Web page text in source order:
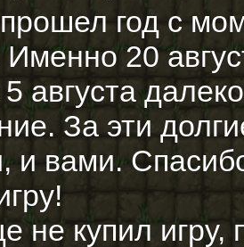
год с
Именно 20
5 августа
За эти
и вами.
не купил игру,